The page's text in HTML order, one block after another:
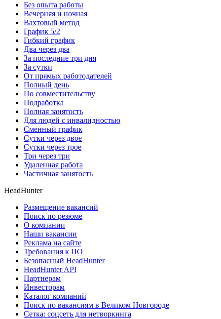
Без опыта работы
Вечерняя и ночная
Вахтовый метод
График 5/2
Гибкий график
Два через два
За последние три дня
За сутки
От прямых работодателей
Полный день
По совместительству
Подработка
Полная занятость
Для людей с инвалидностью
Сменный график
Сутки через двое
Сутки через трое
Три через три
Удаленная работа
Частичная занятость
HeadHunter
Размещение вакансий
Поиск по резюме
О компании
Наши вакансии
Реклама на сайте
Требования к ПО
Безопасный HeadHunter
HeadHunter API
Партнерам
Инвесторам
Каталог компаний
Поиск по вакансиям в Великом Новгороде
Сетка: соцсеть для нетворкинга